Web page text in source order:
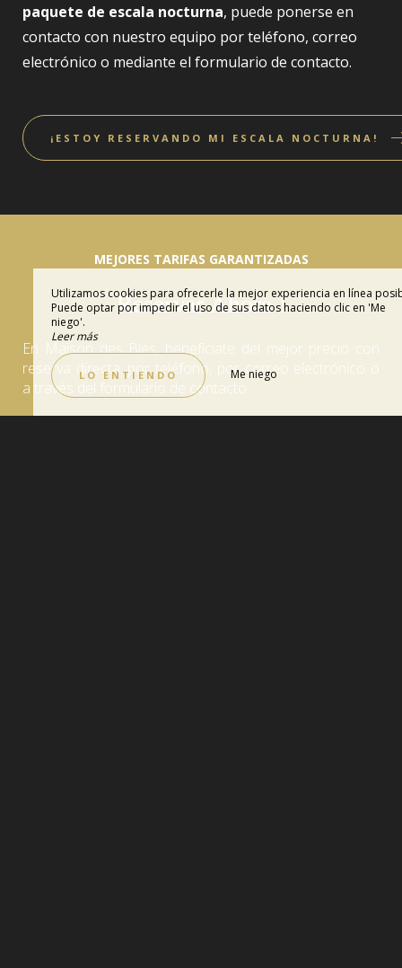
paquete de escala nocturna, puede ponerse en
contacto con nuestro equipo por teléfono, correo
electrónico o mediante el formulario de contacto.
¡ESTOY RESERVANDO MI ESCALA NOCTURNA!
MEJORES TARIFAS GARANTIZADAS
Reservar Ahora !
En Maison des Blés, benefíciate del mejor precio con
reserva directa, por teléfono, por correo electrónico o
a través del formulario de contacto.
Utilizamos cookies para ofrecerle la mejor experiencia en línea
Puede optar por impedir el uso de sus datos haciendo clic en 'Me
niego'.
Leer más
LO ENTIENDO Me niego